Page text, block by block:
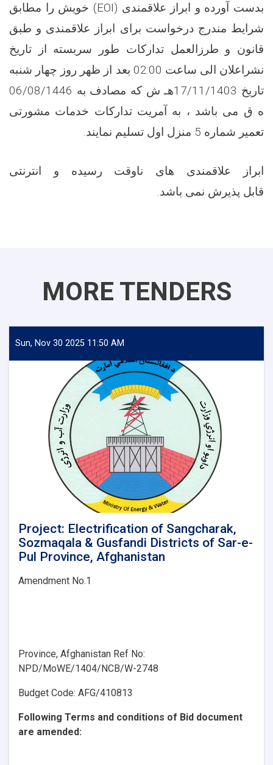
بدست آورده و ابراز علاقمندی (EOI) خویش را مطابق
شرایط مندرج درخواست برای ابراز علاقمندی و طبق
قانون و طرزالعمل تدارکات طور سربسته از تاریخ
نشراعلان الی ساعت 02:00 بعد از ظهر روز چهار شنبه
تاریخ 17/11/1403هـ ش که مصادف به 06/08/1446
ه ق می باشد ، به آمریت تدارکات خدمات مشورتی
تعمیر شماره 5 منزل اول تسلیم نمایند
.
ابراز علاقمندی های ناوقت رسیده و انترنتی
قابل پذیرش نمی باشد.
MORE TENDERS
Sun, Nov 30 2025 11:50 AM
Project: Electrification of Sangcharak,
Sozmaqala & Gusfandi Districts of Sar-e-
Pul Province, Afghanistan
Amendment No.1
Province, Afghanistan Ref No:
NPD/MoWE/1404/NCB/W-2748
Budget Code: AFG/410813
Following Terms and conditions of Bid document
are amended: